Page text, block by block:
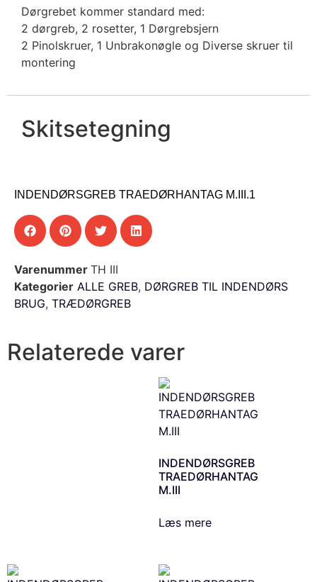
Dørgrebet kommer standard med:
2 dørgreb, 2 rosetter, 1 Dørgrebsjern
2 Pinolskruer, 1 Unbrakonøgle og Diverse skruer til
montering
Skitsetegning
INDENDØRSGREB TRAEDØRHANTAG M.III.1
Varenummer TH III
Kategorier ALLE GREB, DØRGREB TIL INDENDØRS
BRUG, TRÆDØRGREB
Relaterede varer
INDENDØRSGREB
TRAEDØRHANTAG
M.III
Læs mere